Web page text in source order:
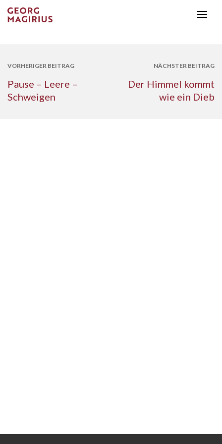
VORHERIGER BEITRAG
Pause – Leere –
Schweigen
NÄCHSTER BEITRAG
Der Himmel kommt
wie ein Dieb